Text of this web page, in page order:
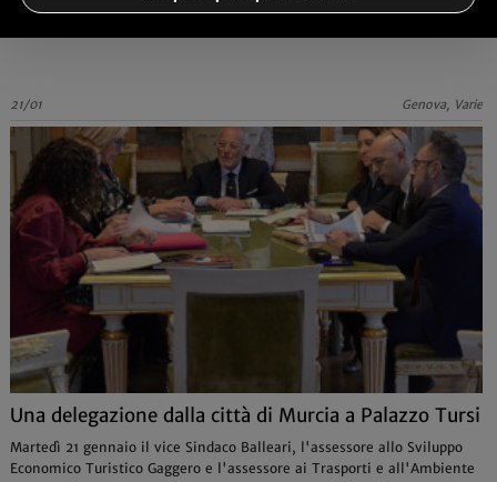
che crea ponti culturali tra i Paesi del mondo
21/01 Genova, Varie
Una delegazione dalla città di Murcia a Palazzo Tursi
Martedì 21 gennaio il vice Sindaco Balleari, l'assessore allo Sviluppo
Economico Turistico Gaggero e l'assessore ai Trasporti e all'Ambiente